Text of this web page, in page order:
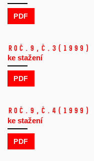
PDF
Roč.9, č.3 (1999)
ke stažení
PDF
Roč.9, č.4 (1999)
ke stažení
PDF